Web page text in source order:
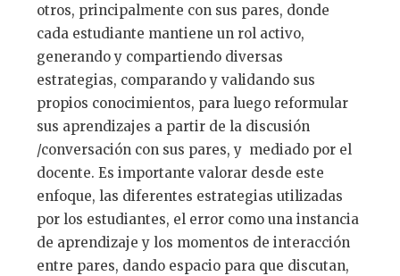
otros, principalmente con sus pares, donde
cada estudiante mantiene un rol activo,
generando y compartiendo diversas
estrategias, comparando y validando sus
propios conocimientos, para luego reformular
sus aprendizajes a partir de la discusión
/conversación con sus pares, y mediado por el
docente. Es importante valorar desde este
enfoque, las diferentes estrategias utilizadas
por los estudiantes, el error como una instancia
de aprendizaje y los momentos de interacción
entre pares, dando espacio para que discutan,